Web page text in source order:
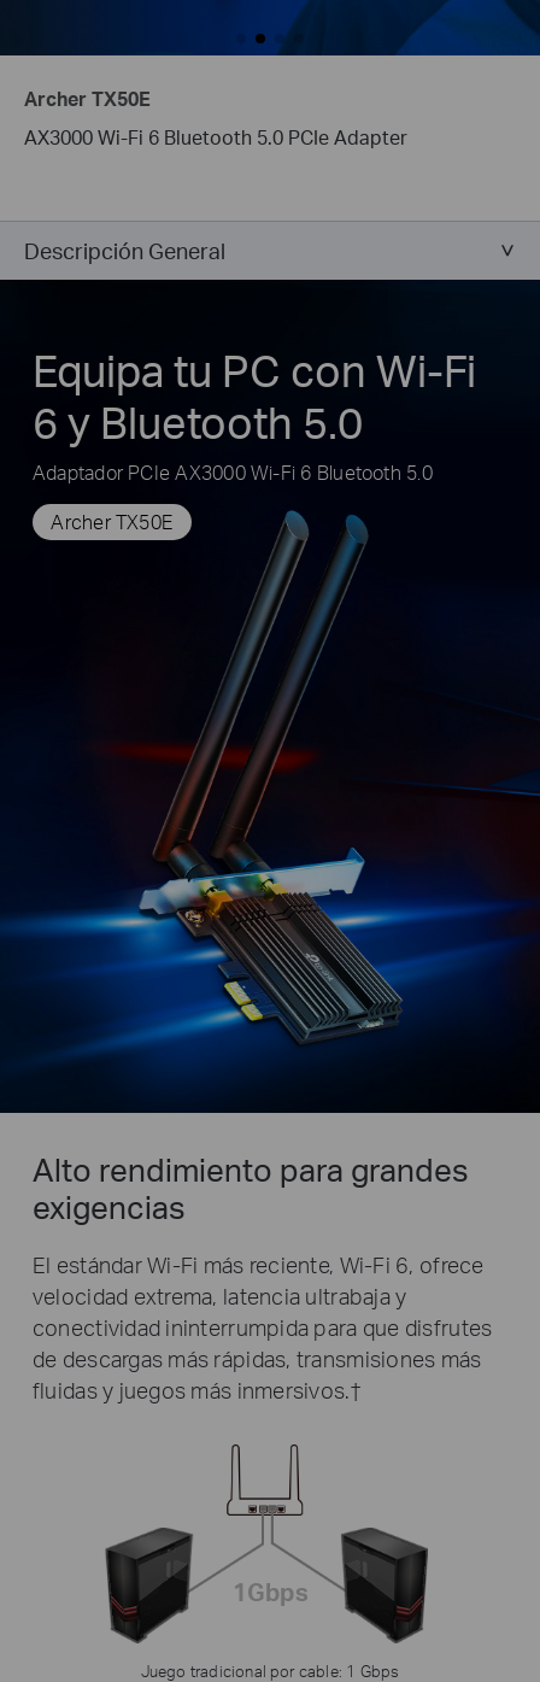
Archer TX50E
AX3000 Wi-Fi 6 Bluetooth 5.0 PCIe Adapter
Descripción General
Equipa tu PC con Wi-Fi
6 y Bluetooth 5.0
Adaptador PCIe AX3000 Wi-Fi 6 Bluetooth 5.0
Archer TX50E
Alto rendimiento para grandes
exigencias
El estándar Wi-Fi más reciente, Wi-Fi 6, ofrece
velocidad extrema, latencia ultrabajay
conectividad ininterrumpida para que disfrutes
de descargas más rápidas, transmisiones más
fluidas y juegos más inmersivos.†
1Gbps
Juego tradicional por cable: 1 Gbps